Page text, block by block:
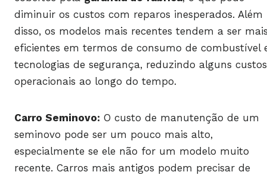
diminuir os custos com reparos inesperados. Além
disso, os modelos mais recentes tendem a ser
eficientes em termos de consumo de combustível
tecnologias de segurança, reduzindo alguns custos
operacionais ao longo do tempo.
Carro Seminovo: O custo de manutenção de um
seminovo pode ser um pouco mais alto,
especialmente se ele não for um modelo muito
recente. Carros mais antigos podem precisar de